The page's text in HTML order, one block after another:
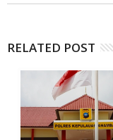
RELATED POST